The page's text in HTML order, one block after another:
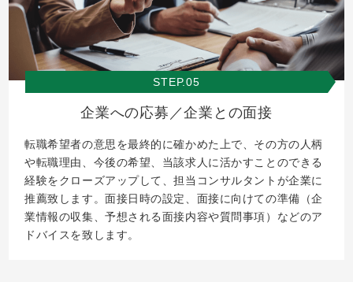
STEP.05
企業への応募／企業との面接
転職希望者の意思を最終的に確かめた上で、その方の人柄
や転職理由、今後の希望、当該求人に活かすことのできる
経験をクローズアップして、担当コンサルタントが企業に
推薦致します。面接日時の設定、面接に向けての準備（企
業情報の収集、予想される面接内容や質問事項）などのア
ドバイスを致します。